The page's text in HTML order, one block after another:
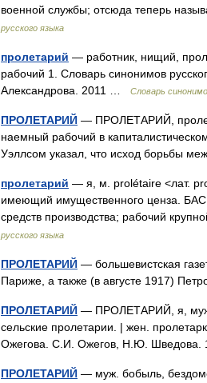
военной службы; отсюда теперь
русского языка
пролетарий — работник, нищий,
рабочий 1. Словарь синонимов
Александрова. 2011 …
Словарь
ПРОЛЕТАРИЙ — ПРОЛЕТАРИЙ,
наемный рабочий в
Уэллсом указал, что исход борьбы
пролетарий — я, м. prolétaire <лат.
имеющий имущественного ценза.
средств производства; рабочий
русского языка
ПРОЛЕТАРИЙ — большевистская
Париже, а также (в августе 1917)
ПРОЛЕТАРИЙ — ПРОЛЕТАРИЙ, я, муж.
сельские пролетарии. | жен.
Ожегова. С.И. Ожегов, Н.Ю.
ПРОЛЕТАРИЙ — муж. бобыль,